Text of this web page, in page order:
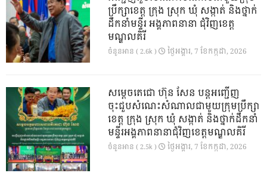
ប្រឹក្សាខេត្ត ក្រុង ស្រុក ឃុំ សង្កាត់ និងថ្នាក់
ដឹកនាំមន្ទីរ អង្គភាពនានា ជុំវិញខេត្ត
មណ្ឌលគិរី
ចំនួនអាន ( 2.6k ) ថ្ងៃ​អង្គារ, 7 ខែ​កក្កដា, 2026
សម្តេចតេជោ ហ៊ុន សែន បន្តអញ្ជើញ
ចុះជួបសំណេះសំណាលជាមួយក្រុមប្រឹក្សា
ខេត្ត ក្រុង ស្រុក ឃុំ សង្កាត់ និងថ្នាក់ដឹកនាំ
មន្ទីរអង្គភាពនានាជុំវិញខេត្តមណ្ឌលគិរី
ចំនួនអាន ( 2.5k ) ថ្ងៃ​អង្គារ, 7 ខែ​កក្កដា, 2026